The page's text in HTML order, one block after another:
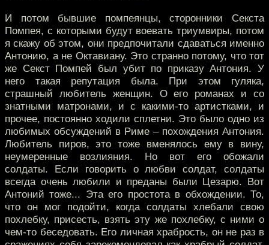
И потом бывшие помпеянцы, сторонники Секста
Помпея, с которыми будут воевать триумвиры, потом
я скажу об этом, они предпочитали сдаваться именно
Антонию, а не Октавиану. Это странно потому, что тот
же Секст Помпей был убит по приказу Антония. У
него такая репутация была. При этом гуляка,
страшный любитель женщин. О его романах и со
знатными матронами, и с какими-то артистками, и
прочее, постоянно ходили сплетни. Это было одно из
любимых обсуждений в Риме – похождения Антония.
Любитель пиров, это тоже вменялось ему в вину,
неумеренные возлияния. Но вот его обожали
солдаты. Если говорить о любви солдат, солдаты
всегда очень любили и преданы были Цезарю. Вот
Антоний тоже... Эта его простота в обхождении. То,
что он мог подойти, когда солдаты хлебали свою
похлебку, присесть, взять эту же похлебку, с ними о
чем-то беседовать. Его личная храбрость, он не раз в